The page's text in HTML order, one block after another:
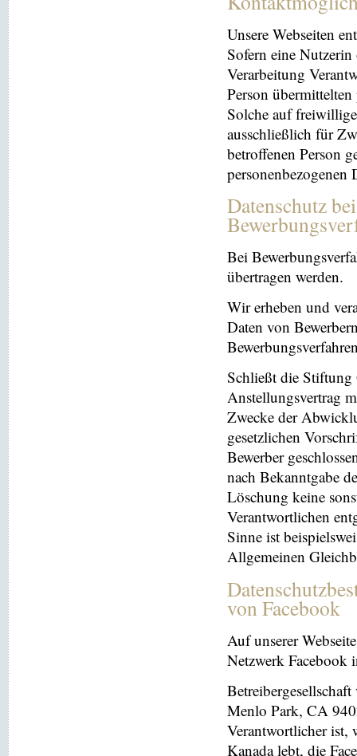
Unsere Webseiten
Sofern eine
Verarbeitung
Person übermittelten
Solche auf
ausschließlich für
betroffenen Person
personenbezogenen
Datenschutz
Bei
übertragen werden.
Wir erheben und
Daten von
Schließt die Stiftung
Anstellungsvertrag
Zwecke der
gesetzlichen
Bewerber
nach Bekanntgabe
Löschung keine
Verantwortlichen
Sinne ist
Allgemeinen
von Facebook
Auf unserer
Netzwerk Facebook
Menlo Park, CA
Verantwortlicher ist,
Kanada lebt, die